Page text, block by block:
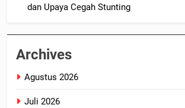
dan Upaya Cegah Stunting
Archives
Agustus 2026
Juli 2026